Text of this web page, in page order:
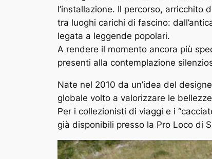
l’installazione. Il percorso, arricchito
tra luoghi carichi di fascino:
legata a leggende popolari.
A rendere il momento ancora più
presenti alla contemplazione
Nate nel 2010 da un’idea del
globale volto a valorizzare le
Per i collezionisti di viaggi e i
già disponibili presso la Pro Loco di